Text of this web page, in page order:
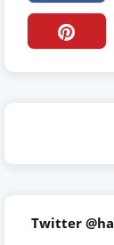
Twitter